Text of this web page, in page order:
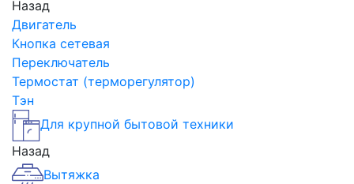
Назад
Двигатель
Кнопка сетевая
Переключатель
Термостат (терморегулятор)
Тэн
Для крупной бытовой техники
Назад
Вытяжка